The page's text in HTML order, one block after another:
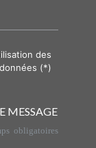
des
données (*)
MESSAGE
obligatoires